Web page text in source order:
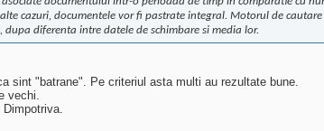
cazuri, documentele vor fi pastrate integral. Motorul de
diferenta intre datele de schimbare si media lor.
sint "batrane". Pe criteriul asta multi au rezultate bune.
vechi.